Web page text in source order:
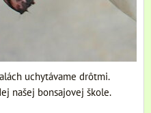
uchytávame drôtmi.
našej bonsajovej škole.